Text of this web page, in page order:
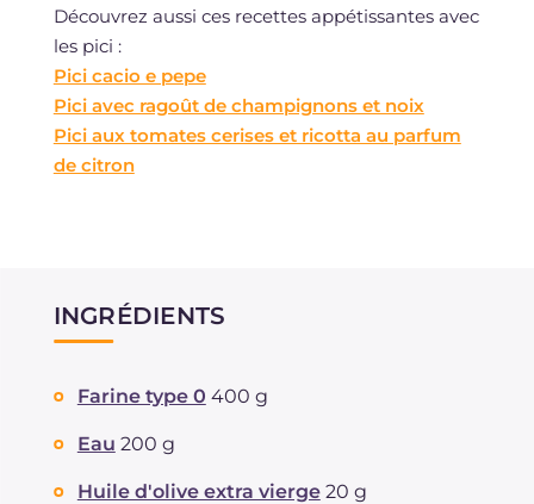
Découvrez aussi ces recettes appétissantes avec
les pici :
Pici cacio e pepe
Pici avec ragoût de champignons et noix
Pici aux tomates cerises et ricotta au parfum
de citron
INGRÉDIENTS
Farine type 0 400 g
Eau 200 g
Huile d'olive extra vierge 20 g